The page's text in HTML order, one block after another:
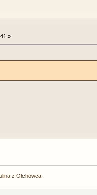
»
z Olchowca